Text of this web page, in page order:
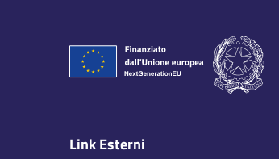
Link Esterni